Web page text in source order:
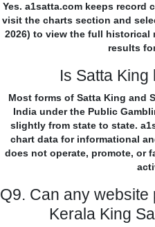
Yes. a1satta.com keeps record
visit the charts section and
2026) to view the full historical
results
Is Satta King
Most forms of Satta King and
India under the Public
slightly from state to state.
chart data for informational
does not operate, promote, or
Q9. Can any
Kerala King